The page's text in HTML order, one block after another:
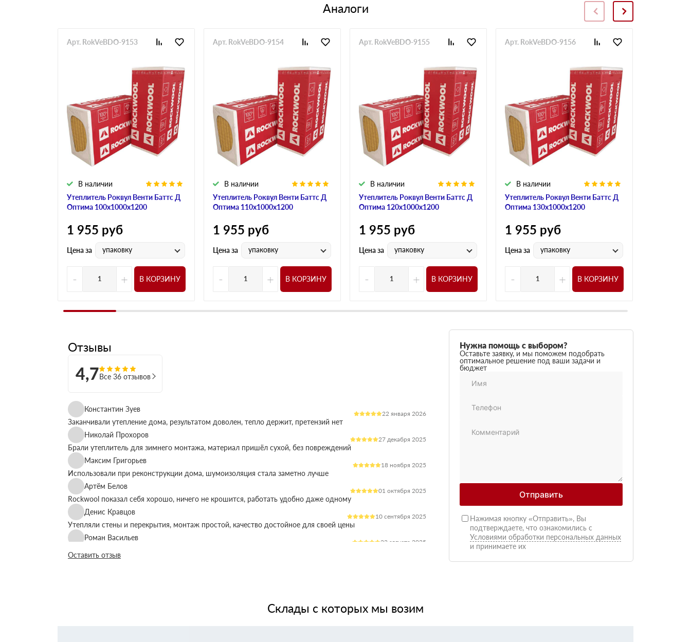
Аналоги
Утеплитель Роквул Венти Баттс Д
Оптима 100х1000х1200
В наличии
Арт. RokVeBDO-9153
1 955 руб
Цена за упаковку
- + В КОРЗИНУ
Утеплитель Роквул Венти Баттс Д
Оптима 110х1000х1200
В наличии
Арт. RokVeBDO-9154
1 955 руб
Цена за упаковку
- + В КОРЗИНУ
Утеплитель Роквул Венти Баттс Д
Оптима 120х1000х1200
В наличии
Арт. RokVeBDO-9155
1 955 руб
Цена за упаковку
- + В КОРЗИНУ
Утеплитель Роквул Венти Баттс Д
Оптима 130х1000х1200
В наличии
Арт. RokVeBDO-9156
1 955 руб
Цена за упаковку
- + В КОРЗИНУ
Отзывы
4,7Все 36 отзывов
Константин Зуев
22 января 2026
Заканчивали утепление дома, результатом доволен, тепло держит, претензий нет
Николай Прохоров
27 декабря 2025
Брали утеплитель для зимнего монтажа, материал пришёл сухой, без повреждений
Максим Григорьев
18 ноября 2025
Использовали при реконструкции дома, шумоизоляция стала заметно лучше
Артём Белов
01 октября 2025
Rockwool показал себя хорошо, ничего не крошится, работать удобно даже одному
Денис Кравцов
10 сентября 2025
Утепляли стены и перекрытия, монтаж простой, качество достойное для своей цены
Роман Васильев
22 августа 2025
Материал соответствует описанию, после утепления расходы на отопление стали ниже
Оставить отзыв
Нужна помощь с выбором?
Оставьте заявку, и мы поможем подобрать
оптимальное решение под ваши задачи и
бюджет
Отправить
Нажимая кнопку «Отправить», Вы
подтверждаете, что ознакомились с
Условиями обработки персональных данных
и принимаете их
Склады с которых мы возим